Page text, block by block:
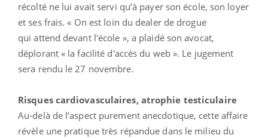
récolté ne lui avait servi qu’à payer son école, son loyer
et ses frais. « On est loin du dealer de drogue
qui attend devant l'école », a plaidé son avocat,
déplorant « la facilité d'accès du web ». Le jugement
sera rendu le 27 novembre.
Risques cardiovasculaires, atrophie testiculaire
Au-delà de l’aspect purement anecdotique, cette affaire
révèle une pratique très répandue dans le milieu du